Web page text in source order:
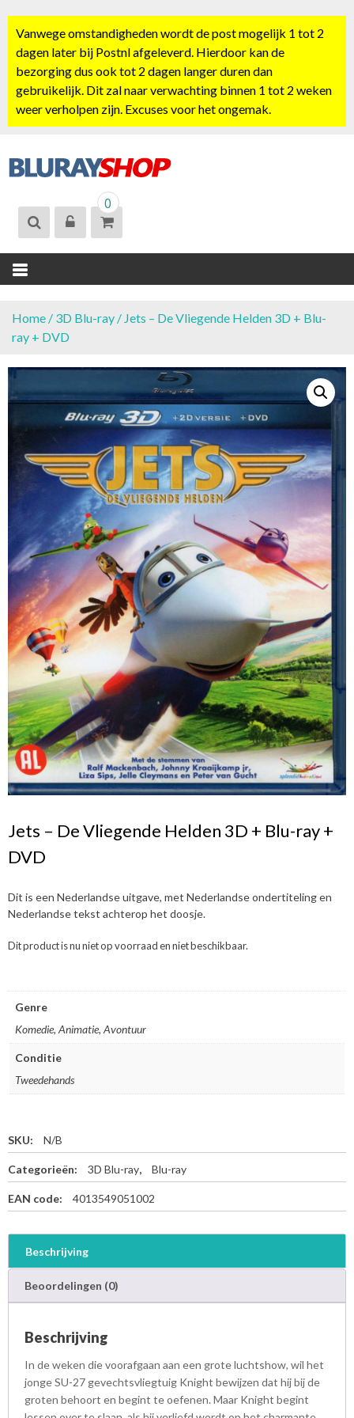
Vanwege omstandigheden wordt de post mogelijk 1 tot 2
dagen later bij Postnl afgeleverd. Hierdoor kan de
bezorging dus ook tot 2 dagen langer duren dan
gebruikelijk. Dit zal naar verwachting binnen 1 tot 2 weken
weer verholpen zijn. Excuses voor het ongemak.
0
Home / 3D Blu-ray / Jets – De Vliegende Helden 3D + Blu-
ray + DVD
Jets – De Vliegende Helden 3D + Blu-ray +
DVD
Dit is een Nederlandse uitgave, met Nederlandse ondertiteling en
Nederlandse tekst achterop het doosje.
Dit product is nu niet op voorraad en niet beschikbaar.
Genre
Komedie, Animatie, Avontuur
Conditie
Tweedehands
SKU: N/B
Categorieën: 3D Blu-ray, Blu-ray
EAN code: 4013549051002
Beschrijving
Beoordelingen (0)
Beschrijving
In de weken die voorafgaan aan een grote luchtshow, wil het
jonge SU-27 gevechtsvliegtuig Knight bewijzen dat hij bij de
groten behoort en begint te oefenen. Maar Knight begint